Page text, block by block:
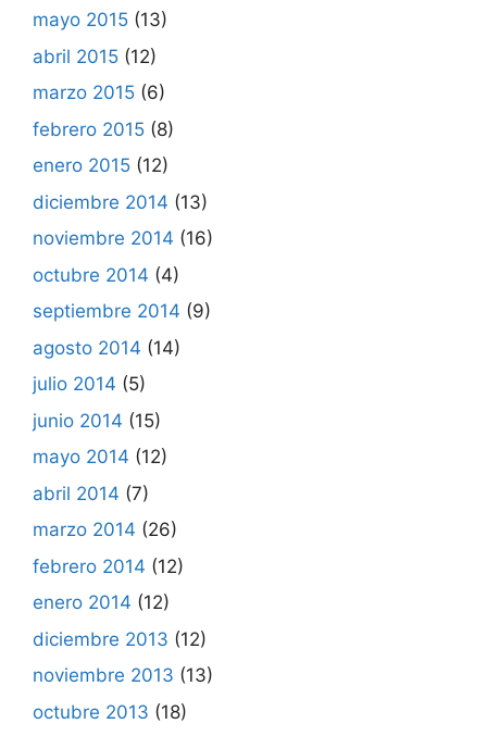
mayo 2015 (13)
abril 2015 (12)
marzo 2015 (6)
febrero 2015 (8)
enero 2015 (12)
diciembre 2014 (13)
noviembre 2014 (16)
octubre 2014 (4)
septiembre 2014 (9)
agosto 2014 (14)
julio 2014 (5)
junio 2014 (15)
mayo 2014 (12)
abril 2014 (7)
marzo 2014 (26)
febrero 2014 (12)
enero 2014 (12)
diciembre 2013 (12)
noviembre 2013 (13)
octubre 2013 (18)